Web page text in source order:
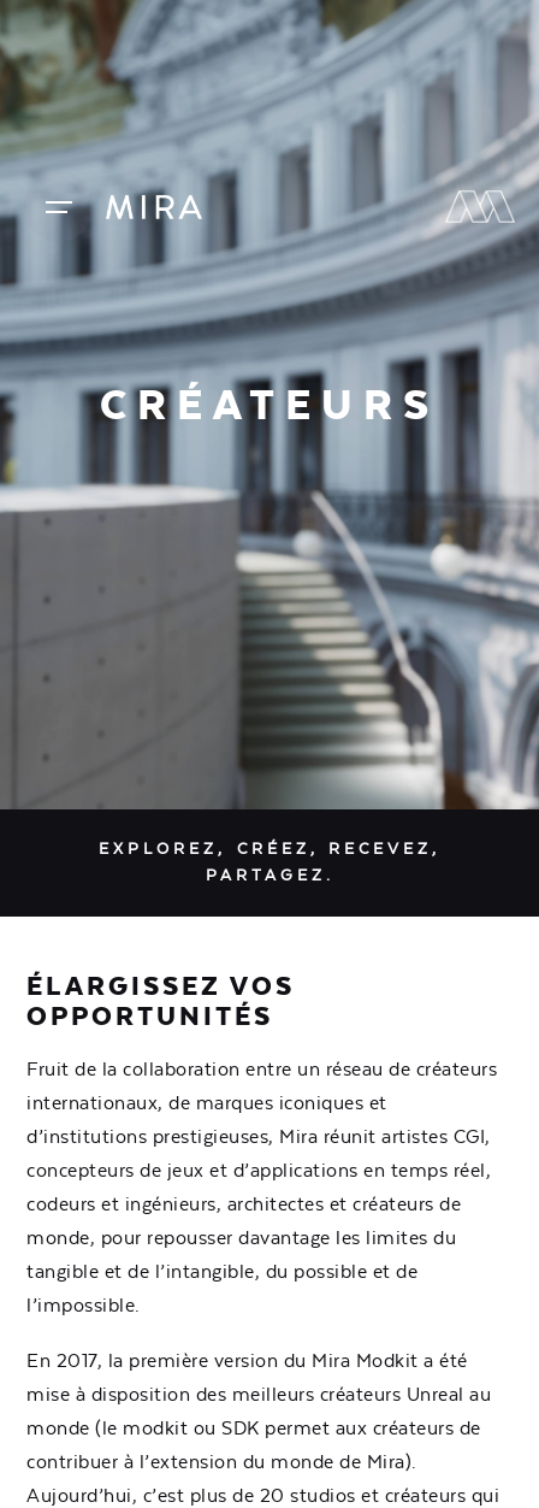
CRÉATEURS
EXPLOREZ, CRÉEZ, RECEVEZ,
PARTAGEZ.
ÉLARGISSEZ VOS
OPPORTUNITÉS
Fruit de la collaboration entre un réseau de créateurs
internationaux, de marques iconiques et
d’institutions prestigieuses, Mira réunit artistes CGI,
concepteurs de jeux et d’applications en temps réel,
codeurs et ingénieurs, architectes et créateurs de
monde, pour repousser davantage les limites du
tangible et de l’intangible, du possible et de
l’impossible.
En 2017, la première version du Mira Modkit a été
mise à disposition des meilleurs créateurs Unreal au
monde (le modkit ou SDK permet aux créateurs de
contribuer à l’extension du monde de Mira).
Aujourd’hui, c’est plus de 20 studios et créateurs qui